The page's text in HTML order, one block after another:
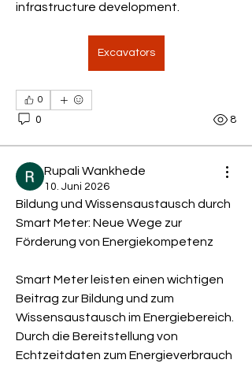
infrastructure development.
Excavators
0
0 8
Rupali Wankhede
10. Juni 2026
Bildung und Wissensaustausch durch
Smart Meter: Neue Wege zur
Förderung von Energiekompetenz
Smart Meter leisten einen wichtigen
Beitrag zur Bildung und zum
Wissensaustausch im Energiebereich.
Durch die Bereitstellung von
Echtzeitdaten zum Energieverbrauch
Hier tauschen sich LandFrauen über
Weiterbildungen, Kurse, T...
Weiterlesen